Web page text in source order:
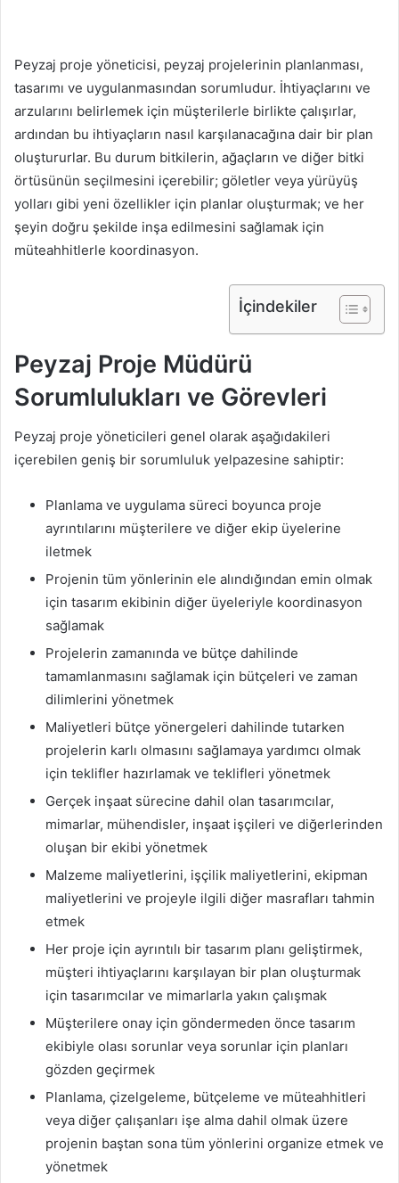
Peyzaj proje yöneticisi, peyzaj projelerinin planlanması,
tasarımı ve uygulanmasından sorumludur. İhtiyaçlarını ve
arzularını belirlemek için müşterilerle birlikte çalışırlar,
ardından bu ihtiyaçların nasıl karşılanacağına dair bir plan
oluştururlar. Bu durum bitkilerin, ağaçların ve diğer bitki
örtüsünün seçilmesini içerebilir; göletler veya yürüyüş
yolları gibi yeni özellikler için planlar oluşturmak; ve her
şeyin doğru şekilde inşa edilmesini sağlamak için
müteahhitlerle koordinasyon.
İçindekiler
Peyzaj Proje Müdürü
Sorumlulukları ve Görevleri
Peyzaj proje yöneticileri genel olarak aşağıdakileri
içerebilen geniş bir sorumluluk yelpazesine sahiptir:
Planlama ve uygulama süreci boyunca proje
ayrıntılarını müşterilere ve diğer ekip üyelerine
iletmek
Projenin tüm yönlerinin ele alındığından emin olmak
için tasarım ekibinin diğer üyeleriyle koordinasyon
sağlamak
Projelerin zamanında ve bütçe dahilinde
tamamlanmasını sağlamak için bütçeleri ve zaman
dilimlerini yönetmek
Maliyetleri bütçe yönergeleri dahilinde tutarken
projelerin karlı olmasını sağlamaya yardımcı olmak
için teklifler hazırlamak ve teklifleri yönetmek
Gerçek inşaat sürecine dahil olan tasarımcılar,
mimarlar, mühendisler, inşaat işçileri ve diğerlerinden
oluşan bir ekibi yönetmek
Malzeme maliyetlerini, işçilik maliyetlerini, ekipman
maliyetlerini ve projeyle ilgili diğer masrafları tahmin
etmek
Her proje için ayrıntılı bir tasarım planı geliştirmek,
müşteri ihtiyaçlarını karşılayan bir plan oluşturmak
için tasarımcılar ve mimarlarla yakın çalışmak
Müşterilere onay için göndermeden önce tasarım
ekibiyle olası sorunlar veya sorunlar için planları
gözden geçirmek
Planlama, çizelgeleme, bütçeleme ve müteahhitleri
veya diğer çalışanları işe alma dahil olmak üzere
projenin baştan sona tüm yönlerini organize etmek ve
yönetmek